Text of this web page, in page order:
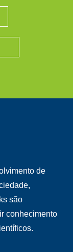
de
são
conhecimento